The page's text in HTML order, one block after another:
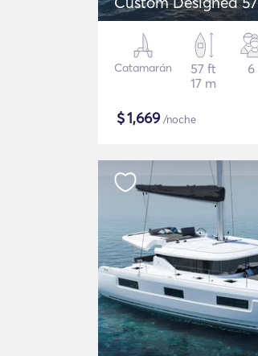
Catamarán
57 ft
17 m
6
$1,669/noche